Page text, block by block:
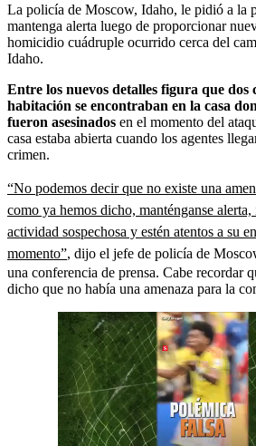
La policía de Moscow, Idaho, le pidió a la
mantenga alerta luego de proporcionar
homicidio cuádruple ocurrido cerca del
Idaho.
Entre los nuevos detalles figura que dos
habitación se encontraban en la casa
fueron asesinados en el momento del
casa estaba abierta cuando los agentes
crimen.
“No podemos decir que no existe una
como ya hemos dicho, manténganse
actividad sospechosa y estén atentos a su
momento”, dijo el jefe de policía de
una conferencia de prensa. Cabe recordar
dicho que no había una amenaza para la